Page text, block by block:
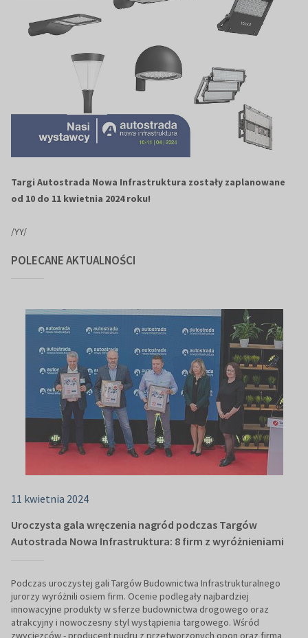
Targi Autostrada Nowa Infrastruktura zostały zaplanowane
od 10 do 11 kwietnia 2024 roku!
/YY/
POLECANE AKTUALNOŚCI
11 kwietnia 2024
Uroczysta gala wręczenia nagród podczas Targów
Autostrada Nowa Infrastruktura: 8 firm z wyróżnieniami
Podczas uroczystej gali Targów Budownictwa Infrastrukturalnego
jurorzy wyróżnili osiem firm. Ocenie podlegały najbardziej
innowacyjne produkty w sferze budownictwa drogowego oraz
atrakcyjny i nowoczesny styl wystąpienia targowego. Wśród
zwycięzców - producent pudru z przetworzonych opon oraz firma